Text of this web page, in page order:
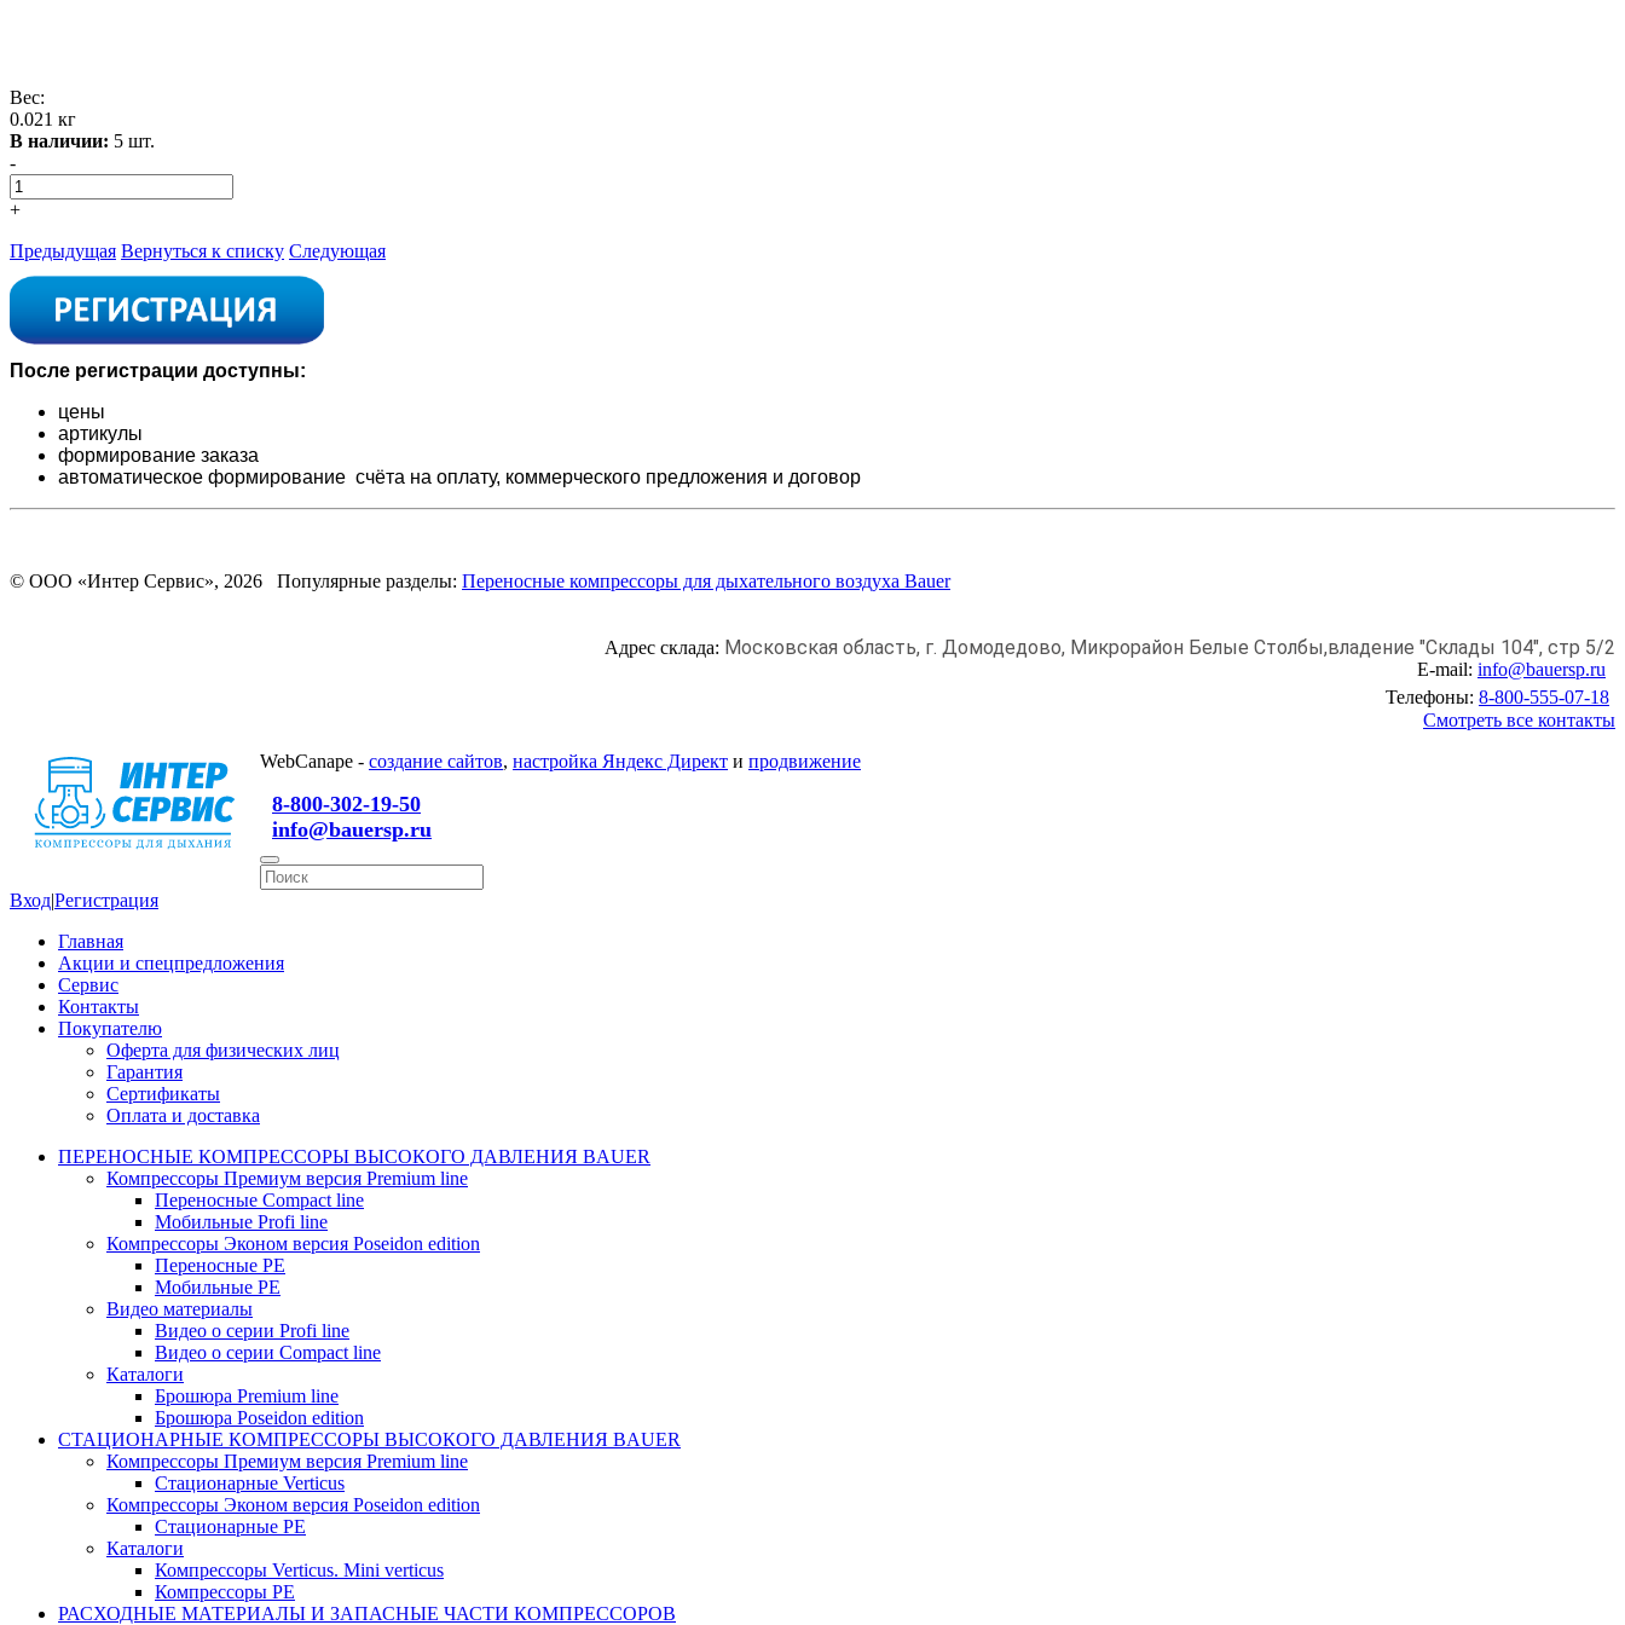
Вес:
0.021 кг
В наличии: 5 шт.
-
+
Предыдущая Вернуться к списку Следующая
После регистрации доступны:
цены
артикулы
формирование заказа
автоматическое формирование счёта на оплату, коммерческого предложения и договор
© ООО «Интер Сервис», 2026 Популярные разделы: Переносные компрессоры для дыхательного воздуха Bauer
Адрес склада: Московская область, г. Домодедово, Микрорайон Белые Столбы,владение "Склады 104", стр 5/2
E-mail: info@bauersp.ru
Телефоны: 8-800-555-07-18
Смотреть все контакты
WebCanape - создание сайтов, настройка Яндекс Директ и продвижение
8-800-302-19-50
info@bauersp.ru
Вход|Регистрация
Главная
Акции и спецпредложения
Сервис
Контакты
Покупателю
Оферта для физических лиц
Гарантия
Сертификаты
Оплата и доставка
ПЕРЕНОСНЫЕ КОМПРЕССОРЫ ВЫСОКОГО ДАВЛЕНИЯ BAUER
Компрессоры Премиум версия Premium line
Переносные Compact line
Мобильные Profi line
Компрессоры Эконом версия Poseidon edition
Переносные PE
Мобильные PE
Видео материалы
Видео о серии Profi line
Видео о серии Compact line
Каталоги
Брошюра Premium line
Брошюра Poseidon edition
СТАЦИОНАРНЫЕ КОМПРЕССОРЫ ВЫСОКОГО ДАВЛЕНИЯ BAUER
Компрессоры Премиум версия Premium line
Стационарные Verticus
Компрессоры Эконом версия Poseidon edition
Стационарные PE
Каталоги
Компрессоры Verticus. Mini verticus
Компрессоры PE
РАСХОДНЫЕ МАТЕРИАЛЫ И ЗАПАСНЫЕ ЧАСТИ КОМПРЕССОРОВ